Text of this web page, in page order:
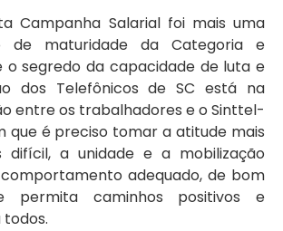
Campanha Salarial foi mais uma
de maturidade da Categoria e
o segredo da capacidade de luta e
dos Telefônicos de SC está na
entre os trabalhadores e o Sinttel-
que é preciso tomar a atitude mais
difícil, a unidade e a mobilização
adequado, de bom
permita caminhos positivos e